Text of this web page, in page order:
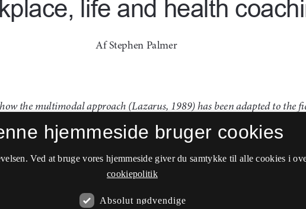
hjemmeside bruger cookies
Ved at bruge vores hjemmeside giver du samtykke til alle cookies i
cookiepolitik
Absolut nødvendige